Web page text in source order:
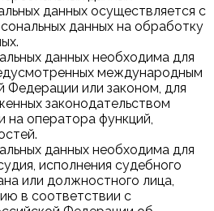
данных осуществляется с
данных на обработку
данных необходима для
международным
Федерации или законом, для
законодательством
на оператора функций,
данных необходима для
исполнения судебного
или должностного лица,
в соответствии с